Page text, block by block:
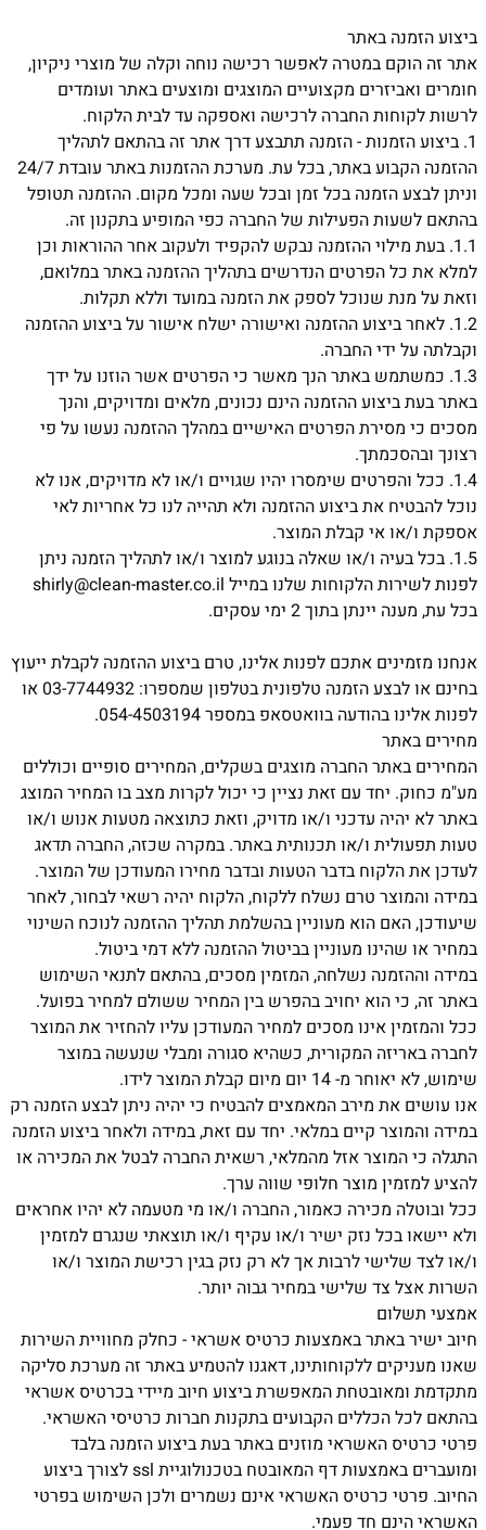
ביצוע הזמנה באתר
אתר זה הוקם במטרה לאפשר רכישה נוחה וקלה של מוצרי ניקיון,
חומרים ואביזרים מקצועיים המוצגים ומוצעים באתר ועומדים
לרשות לקוחות החברה לרכישה ואספקה עד לבית הלקוח.
1. ביצוע הזמנות - הזמנה תתבצע דרך אתר זה בהתאם לתהליך
ההזמנה הקבוע באתר, בכל עת. מערכת ההזמנות באתר עובדת 24/7
וניתן לבצע הזמנה בכל זמן ובכל שעה ומכל מקום. ההזמנה תטופל
בהתאם לשעות הפעילות של החברה כפי המופיע בתקנון זה.
1.1. בעת מילוי ההזמנה נבקש להקפיד ולעקוב אחר ההוראות וכן
למלא את כל הפרטים הנדרשים בתהליך ההזמנה באתר במלואם,
וזאת על מנת שנוכל לספק את הזמנה במועד וללא תקלות.
1.2. לאחר ביצוע ההזמנה ואישורה ישלח אישור על ביצוע ההזמנה
וקבלתה על ידי החברה.
1.3. כמשתמש באתר הנך מאשר כי הפרטים אשר הוזנו על ידך
באתר בעת ביצוע ההזמנה הינם נכונים, מלאים ומדויקים, והנך
מסכים כי מסירת הפרטים האישיים במהלך ההזמנה נעשו על פי
רצונך ובהסכמתך.
1.4. ככל והפרטים שימסרו יהיו שגויים ו/או לא מדויקים, אנו לא
נוכל להבטיח את ביצוע ההזמנה ולא תהייה לנו כל אחריות לאי
אספקת ו/או אי קבלת המוצר.
1.5. בכל בעיה ו/או שאלה בנוגע למוצר ו/או לתהליך הזמנה ניתן
לפנות לשירות הלקוחות שלנו במייל shirly@clean-master.co.il
בכל עת, מענה יינתן בתוך 2 ימי עסקים.
אנחנו מזמינים אתכם לפנות אלינו, טרם ביצוע ההזמנה לקבלת ייעוץ
בחינם או לבצע הזמנה טלפונית בטלפון שמספרו: 03-7744932 או
לפנות אלינו בהודעה בוואטסאפ במספר 054-4503194.
מחירים באתר
המחירים באתר החברה מוצגים בשקלים, המחירים סופיים וכוללים
מע"מ כחוק. יחד עם זאת נציין כי יכול לקרות מצב בו המחיר המוצג
באתר לא יהיה עדכני ו/או מדויק, וזאת כתוצאה מטעות אנוש ו/או
טעות תפעולית ו/או תכנותית באתר. במקרה שכזה, החברה תדאג
לעדכן את הלקוח בדבר הטעות ובדבר מחירו המעודכן של המוצר.
במידה והמוצר טרם נשלח ללקוח, הלקוח יהיה רשאי לבחור, לאחר
שיעודכן, האם הוא מעוניין בהשלמת תהליך ההזמנה לנוכח השינוי
במחיר או שהינו מעוניין בביטול ההזמנה ללא דמי ביטול.
במידה וההזמנה נשלחה, המזמין מסכים, בהתאם לתנאי השימוש
באתר זה, כי הוא יחויב בהפרש בין המחיר ששולם למחיר בפועל.
ככל והמזמין אינו מסכים למחיר המעודכן עליו להחזיר את המוצר
לחברה באריזה המקורית, כשהיא סגורה ומבלי שנעשה במוצר
שימוש, לא יאוחר מ- 14 יום מיום קבלת המוצר לידו.
אנו עושים את מירב המאמצים להבטיח כי יהיה ניתן לבצע הזמנה רק
במידה והמוצר קיים במלאי. יחד עם זאת, במידה ולאחר ביצוע הזמנה
התגלה כי המוצר אזל מהמלאי, רשאית החברה לבטל את המכירה או
להציע למזמין מוצר חלופי שווה ערך.
ככל ובוטלה מכירה כאמור, החברה ו/או מי מטעמה לא יהיו אחראים
ולא יישאו בכל נזק ישיר ו/או עקיף ו/או תוצאתי שנגרם למזמין
ו/או לצד שלישי לרבות אך לא רק נזק בגין רכישת המוצר ו/או
השרות אצל צד שלישי במחיר גבוה יותר.
אמצעי תשלום
חיוב ישיר באתר באמצעות כרטיס אשראי - כחלק מחוויית השירות
שאנו מעניקים ללקוחותינו, דאגנו להטמיע באתר זה מערכת סליקה
מתקדמת ומאובטחת המאפשרת ביצוע חיוב מיידי בכרטיס אשראי
בהתאם לכל הכללים הקבועים בתקנות חברות כרטיסי האשראי.
פרטי כרטיס האשראי מוזנים באתר בעת ביצוע הזמנה בלבד
ומועברים באמצעות דף המאובטח בטכנולוגיית ssl לצורך ביצוע
החיוב. פרטי כרטיס האשראי אינם נשמרים ולכן השימוש בפרטי
האשראי הינם חד פעמי.